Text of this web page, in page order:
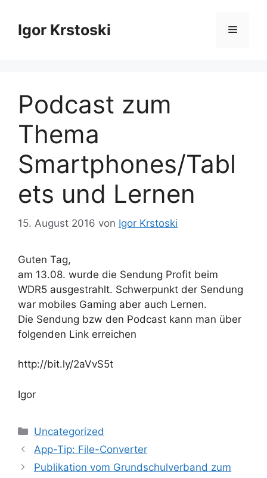
Inhalt
springenIgor Krstoski Menü
Podcast zum
Thema
Smartphones/Tabl
ets und Lernen
15. August 2016 von Igor Krstoski
Guten Tag,
am 13.08. wurde die Sendung Profit beim
WDR5 ausgestrahlt. Schwerpunkt der Sendung
war mobiles Gaming aber auch Lernen.
Die Sendung bzw den Podcast kann man über
folgenden Link erreichen
http://bit.ly/2aVvS5t
Igor
Kategorien
Uncategorized
App-Tip: File-Converter
Publikation vom Grundschulverband zum